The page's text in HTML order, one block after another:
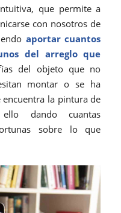
que permite a
con nosotros de
aportar cuantos
del arreglo que
del objeto que no
montar o se ha
encuentra la pintura de
dando cuantas
sobre lo que